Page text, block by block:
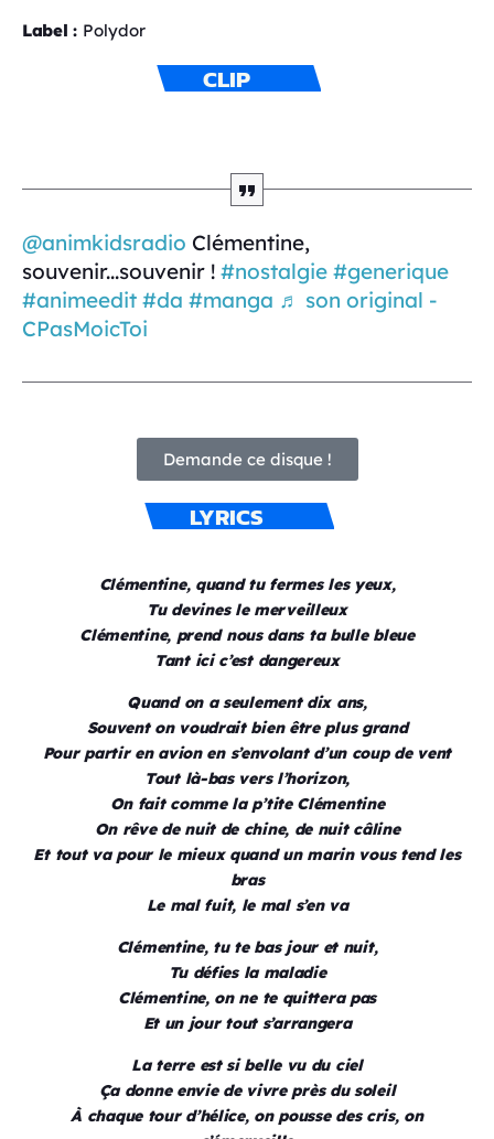
Label : Polydor
CLIP
@animkidsradio Clémentine,
souvenir...souvenir ! #nostalgie #generique
#animeedit #da #manga ♬ son original -
CPasMoicToi
Demande ce disque !
LYRICS
Clémentine, quand tu fermes les yeux,
Tu devines le merveilleux
Clémentine, prend nous dans ta bulle bleue
Tant ici c’est dangereux
Quand on a seulement dix ans,
Souvent on voudrait bien être plus grand
Pour partir en avion en s’envolant d’un coup de vent
Tout là-bas vers l’horizon,
On fait comme la p’tite Clémentine
On rêve de nuit de chine, de nuit câline
Et tout va pour le mieux quand un marin vous tend les
bras
Le mal fuit, le mal s’en va
Clémentine, tu te bas jour et nuit,
Tu défies la maladie
Clémentine, on ne te quittera pas
Et un jour tout s’arrangera
La terre est si belle vu du ciel
Ça donne envie de vivre près du soleil
À chaque tour d’hélice, on pousse des cris, on